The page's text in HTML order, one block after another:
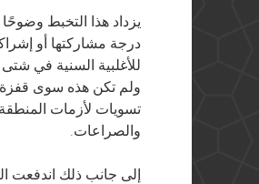
يزداد هذا التخبط وضوحًا
درجة مشاركتها أو
للأغلبية السنية في شتى
ولم تكن هذه سوى قفزة
تسويات لأزمات
والصراعات.
إلى جانب ذلك اندفعت